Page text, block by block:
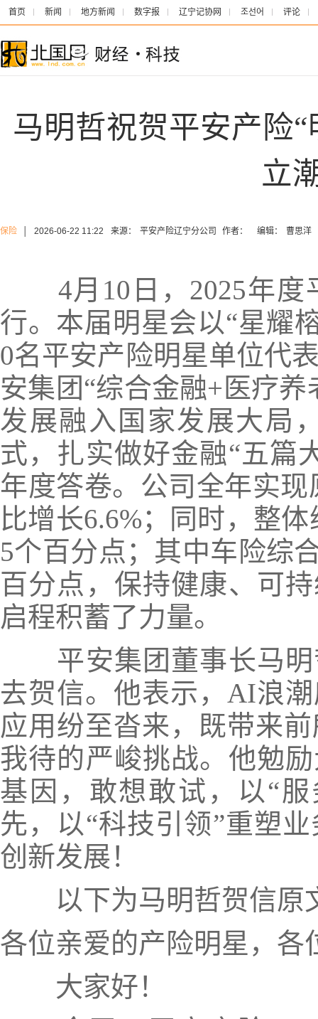
首页 新闻 地方新闻 数字报 辽宁记协网 조선어 评论
马明哲祝贺平安产险
立
保险 2026-06-22 11:22 来源： 平安产险辽宁分公司 作者： 编辑： 曹思洋
4月10日，2025年度
行。本届明星会以“星耀
0名平安产险明星单位代
安集团“综合金融+医疗
发展融入国家发展大局
式，扎实做好金融“五篇
年度答卷。公司全年实
比增长6.6%；同时，整
5个百分点；其中车险综
百分点，保持健康、可
启程积蓄了力量。
平安集团董事长马明
去贺信。他表示，AI浪
应用纷至沓来，既带来
我待的严峻挑战。他勉
基因，敢想敢试，以“
先，以“科技引领”重塑
创新发展！
以下为马明哲贺信原
各位亲爱的产险明星，各
大家好！